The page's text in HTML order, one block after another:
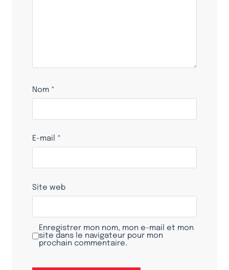
Nom *
E-mail *
Site web
Enregistrer mon nom, mon e-mail et mon
site dans le navigateur pour mon
prochain commentaire.